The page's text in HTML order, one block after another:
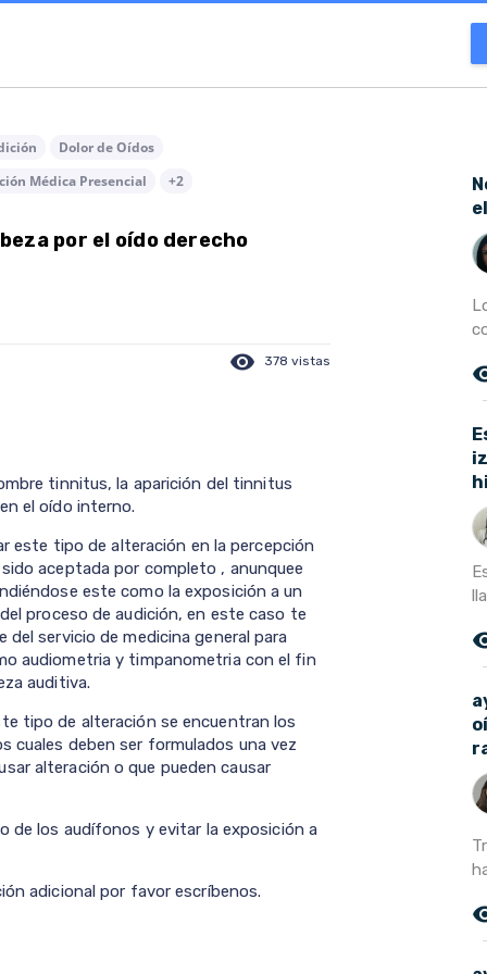
Dolor de Oídos
Médica Presencial
+2
por el oído derecho
visibility 378 vistas
tinnitus, la aparición del tinnitus
el oído interno.
este tipo de alteración en la percepción
aceptada por completo , anunquee
este como la exposición a un
proceso de audición, en este caso te
servicio de medicina general para
audiometria y timpanometria con el fin
auditiva.
tipo de alteración se encuentran los
cuales deben ser formulados una vez
alteración o que pueden causar
de los audífonos y evitar la exposición a
adicional por favor escríbenos.